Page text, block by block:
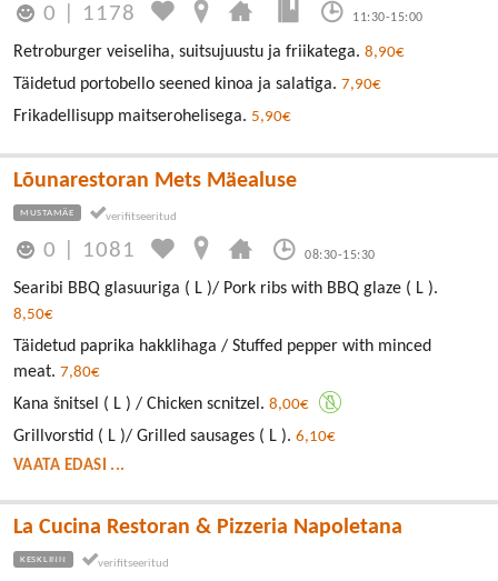
0 1178 11:30-15:00
Retroburger veiseliha, suitsujuustu ja friikatega. 8,90€
Täidetud portobello seened kinoa ja salatiga. 7,90€
Frikadellisupp maitserohelisega. 5,90€
Lõunarestoran Mets Mäealuse
MUSTAMÄE
0 1081 08:30-15:30
Searibi BBQ glasuuriga ( L )/ Pork ribs with BBQ glaze ( L ).
8,50€
Täidetud paprika hakklihaga / Stuffed pepper with minced
meat. 7,80€
Kana šnitsel ( L ) / Chicken scnitzel. 8,00€
Grillvorstid ( L )/ Grilled sausages ( L ). 6,10€
VAATA EDASI ...
La Cucina Restoran & Pizzeria Napoletana
KESKLINN